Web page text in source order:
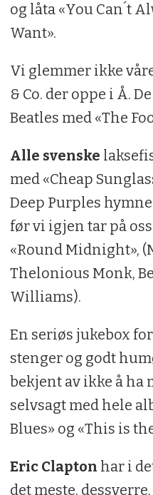
og låta «You Can ́t
Want».
Vi glemmer ikke
& Co. der oppe i Å.
Beatles med «The
Alle svenske
med «Cheap
Deep Purples
før vi igjen tar på
«Round Midnight»,
Thelonious Monk,
Williams).
En seriøs jukebox
stenger og godt
bekjent av ikke å ha
selvsagt med hele
Blues» og «This is
Eric Clapton har i
det meste,